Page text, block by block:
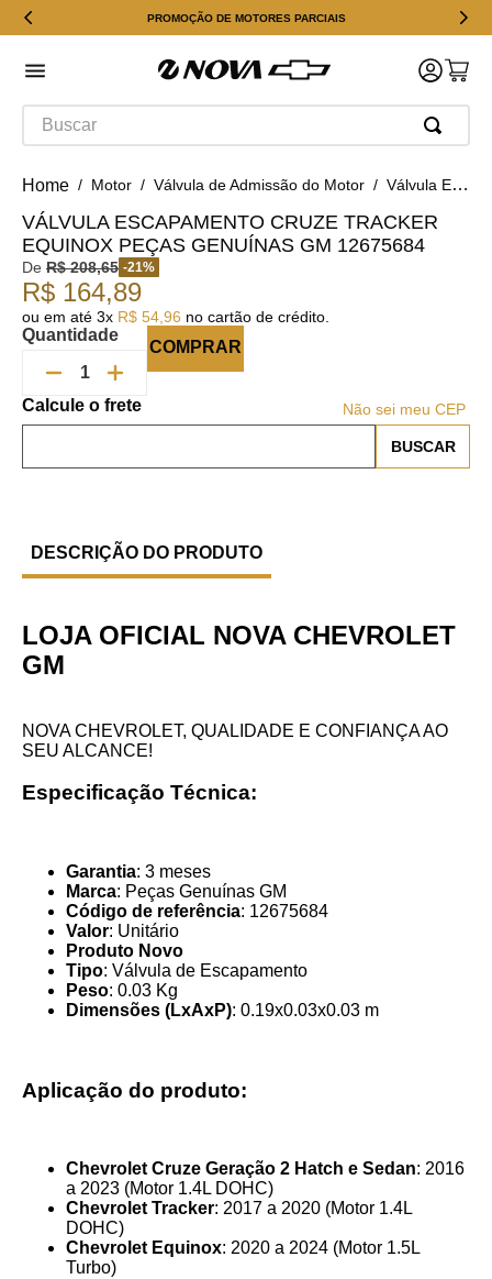
PROMOÇÃO DE MOTORES PARCIAIS
Buscar
Motor Válvula de Admissão do Motor Válvula Escapamento Cruze Tracker Equinox Peças Genuínas GM 12675684
VÁLVULA ESCAPAMENTO CRUZE TRACKER
EQUINOX PEÇAS GENUÍNAS GM 12675684
De R$ 208,65 -21%
R$ 164,89
ou em até 3x R$ 54 96 no cartão de crédito.
Quantidade
COMPRAR
Não sei meu CEP
DESCRIÇÃO DO PRODUTO
LOJA OFICIAL NOVA CHEVROLET
GM
NOVA CHEVROLET, QUALIDADE E CONFIANÇA AO
SEU ALCANCE!
Especificação Técnica:
Garantia: 3 meses
Marca: Peças Genuínas GM
Código de referência: 12675684
Valor: Unitário
Produto Novo
Tipo: Válvula de Escapamento
Peso: 0.03 Kg
Dimensões (LxAxP): 0.19x0.03x0.03 m
Aplicação do produto:
Chevrolet Cruze Geração 2 Hatch e Sedan: 2016
a 2023 (Motor 1.4L DOHC)
Chevrolet Tracker: 2017 a 2020 (Motor 1.4L
DOHC)
Chevrolet Equinox: 2020 a 2024 (Motor 1.5L
Turbo)